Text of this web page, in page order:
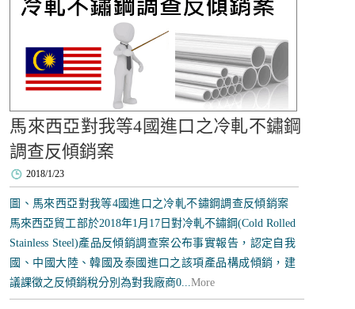
馬來西亞對我等4國進口之冷軋不鏽鋼
調查反傾銷案
2018/1/23
圖、馬來西亞對我等4國進口之冷軋不鏽鋼調查反傾銷案
馬來西亞貿工部於2018年1月17日對冷軋不鏽鋼(Cold Rolled
Stainless Steel)產品反傾銷調查案公布事實報告，認定自我
國、中國大陸、韓國及泰國進口之該項產品構成傾銷，建
議課徵之反傾銷稅分別為對我廠商0...More